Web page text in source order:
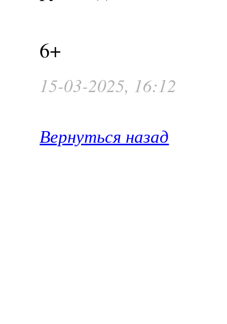
6+
15-03-2025, 16:12
Вернуться назад